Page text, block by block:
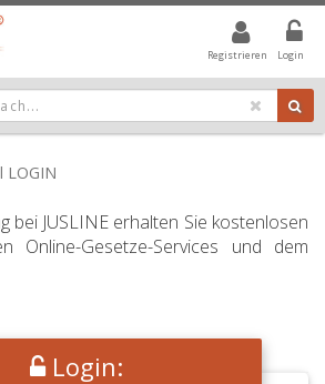
Registrieren Login
GEWÄHLTER WERT IST ALLE
LOGIN
bei JUSLINE erhalten Sie kostenlosen
Online-Gesetze-Services und dem
Login: